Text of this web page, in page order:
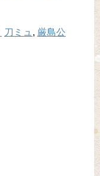
刀ミュ , 厳島公